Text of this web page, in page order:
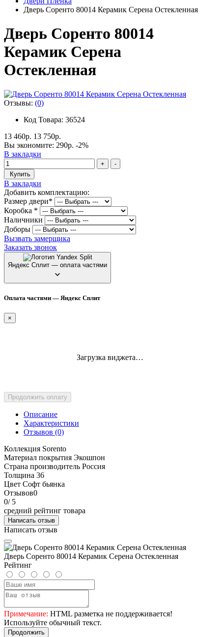
Дверь Соренто 80014 Керамик Серена Остекленная
Дверь Соренто 80014
Керамик Серена
Остекленная
Отзывы: (0)
Код Товара: 36524
13 460р. 13 750р.
Вы экономите: 290р. -2%
В закладки
+
-
Купить
В закладки
Добавить комплектацию:
Размер двери*
Коробка *
Наличники
Доборы
Вызвать замерщика
Заказать звонок
Яндекс Сплит — оплата частями
Оплата частями — Яндекс Сплит
×
Загрузка виджета…
Продолжить оплату
Описание
Характеристики
Отзывов (0)
Коллекция Sorento
Материал покрытия Экошпон
Страна производитель Россия
Толщина 36
Цвет Софт бьянка
Отзывов0
0/ 5
средний рейтинг товара
Написать отзыв
Написать отзыв
Дверь Соренто 80014 Керамик Серена Остекленная
Рейтинг
Примечание: HTML разметка не поддерживается!
Используйте обычный текст.
Продолжить